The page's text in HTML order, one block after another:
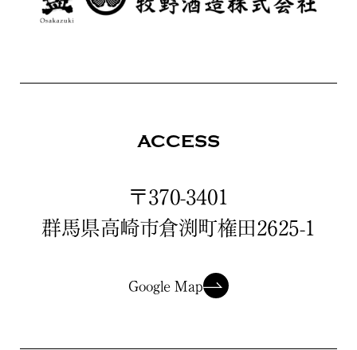
ACCESS
〒370-3401
群馬県高崎市倉渕町権田2625-1
Google Map